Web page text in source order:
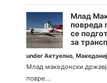
Млад
повреда
се
за
underАктуелно,
Млад македонски
повре...